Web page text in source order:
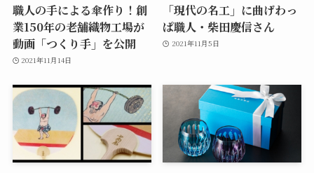
職人の手による傘作り！創
業150年の老舗織物工場が
動画「つくり手」を公開
2021年11月14日
「現代の名工」に曲げわっ
ぱ職人・柴田慶信さん
2021年11月5日